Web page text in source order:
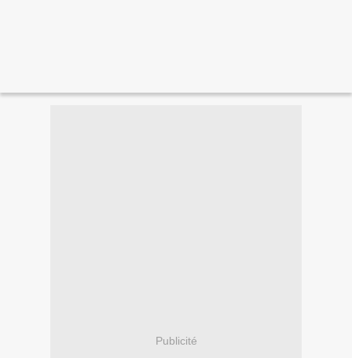
Publicité